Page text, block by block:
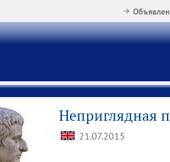
Неприглядная
21.07.2015